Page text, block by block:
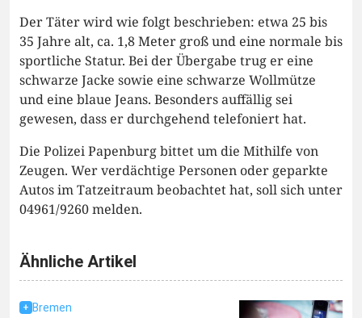
Der Täter wird wie folgt beschrieben: etwa 25 bis
35 Jahre alt, ca. 1,8 Meter groß und eine normale bis
sportliche Statur. Bei der Übergabe trug er eine
schwarze Jacke sowie eine schwarze Wollmütze
und eine blaue Jeans. Besonders auffällig sei
gewesen, dass er durchgehend telefoniert hat.
Die Polizei Papenburg bittet um die Mithilfe von
Zeugen. Wer verdächtige Personen oder geparkte
Autos im Tatzeitraum beobachtet hat, soll sich unter
04961/9260 melden.
Ähnliche Artikel
Bremen